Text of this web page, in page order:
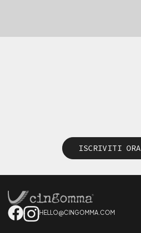
ISCRIVITI ORA
HELLO@CINGOMMA.COM